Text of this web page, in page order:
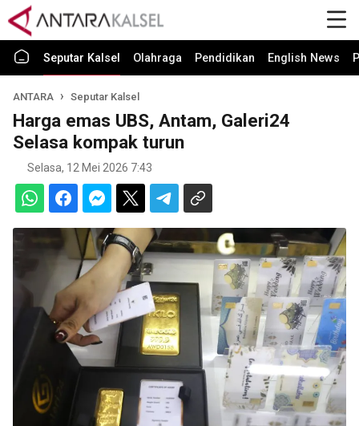
Seputar Kalsel Olahraga Pendidikan English News
ANTARA Seputar Kalsel
Harga emas UBS, Antam, Galeri24
Selasa kompak turun
Selasa, 12 Mei 2026 7:43